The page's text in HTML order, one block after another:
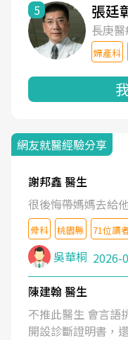
5 張廷
長庚
婦產科
網友就醫經驗分享
謝邦鑫 醫生
很後悔帶媽媽去給
骨科 桃園縣 71位讀
吳華桐 2026-
陳建翰 醫生
不推此醫生 會言語
開設診斷證明書，